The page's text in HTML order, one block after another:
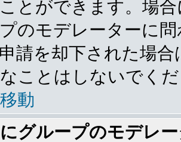
とができます。場
のモデレーターに
請を却下された場
ことはしないでく
動
グループのモデレ